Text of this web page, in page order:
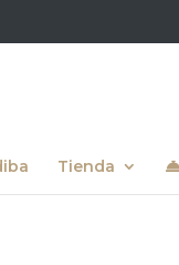
Tienda